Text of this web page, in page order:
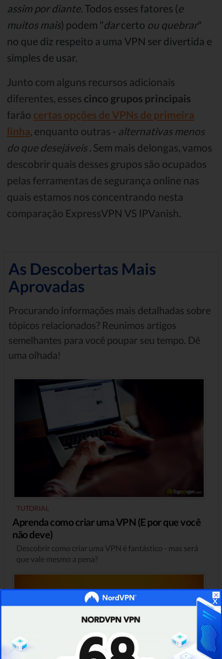
assim por diante. Todos esses fatores (e
muitos mais) podem "darcerto ou quebrar"
no que diz respeito a uma VPN ser divertida e
simples de usar.
Junto com alguns recursos adicionais
diferentes, esses cinco grupos principais
farão certas opções de VPNs de primeira
linha, enquanto outras - alternativas menos
do que desejáveis. Sem mais delongas, vamos
descobrir quais desses grupos são ocupados
pelas ferramentas de segurança online nas
quais estamos nos concentrando nesta
comparação ExpressVPN VS IPVanish.
As Descobertas Mais
Aprovadas
Procurando informações mais detalhadas sobre
tópicos relacionados? Reunimos artigos
semelhantes para você poupar seu tempo. Dê
uma olhada!
TUTORIAL
Aprenda como criar uma VPN (E por que você
não deve)
Descobrir como criar uma VPN é fantástico - mas será
que vale mesmo a pena?
x